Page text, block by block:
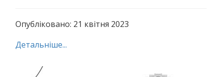
Опубліковано: 21 квітня 2023
Детальніше...